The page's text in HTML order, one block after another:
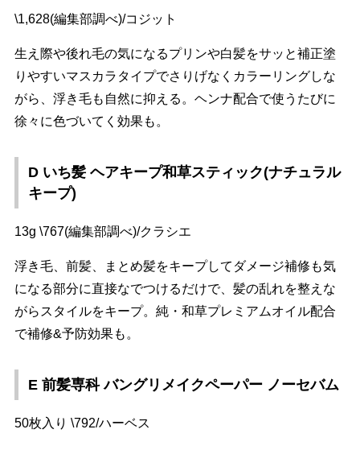
\1,628(編集部調べ)/コジット
生え際や後れ毛の気になるプリンや白髪をサッと補正塗
りやすいマスカラタイプでさりげなくカラーリングしな
がら、浮き毛も自然に抑える。ヘンナ配合で使うたびに
徐々に色づいてく効果も。
D いち髪 ヘアキープ和草スティック(ナチュラル
キープ)
13g \767(編集部調べ)/クラシエ
浮き毛、前髪、まとめ髪をキープしてダメージ補修も気
になる部分に直接なでつけるだけで、髪の乱れを整えな
がらスタイルをキープ。純・和草プレミアムオイル配合
で補修&予防効果も。
E 前髪専科 バングリメイクペーパー ノーセバム
50枚入り \792/ハーベス